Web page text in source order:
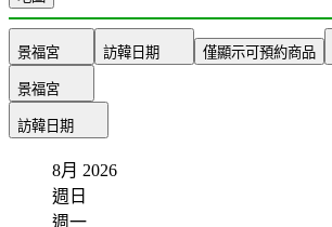
景福宮 訪韓日期 僅顯示可預約商品
景福宮
訪韓日期
8月 2026
週日
週一